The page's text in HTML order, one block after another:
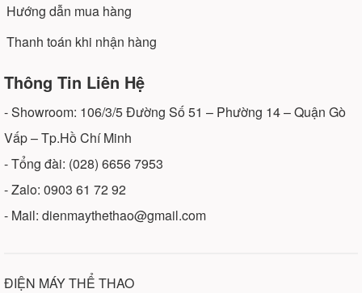
Hướng dẫn mua hàng
Thanh toán khi nhận hàng
Thông Tin Liên Hệ
- Showroom: 106/3/5 Đường Số 51 – Phường 14 – Quận Gò
Vấp – Tp.Hồ Chí Minh
- Tổng đài: (028) 6656 7953
- Zalo: 0903 61 72 92
- Mail: dienmaythethao@gmail.com
ĐIỆN MÁY THỂ THAO